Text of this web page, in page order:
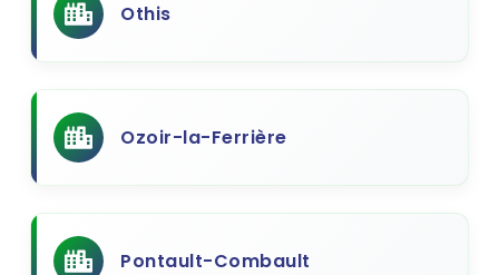
Othis
Ozoir-la-Ferrière
Pontault-Combault